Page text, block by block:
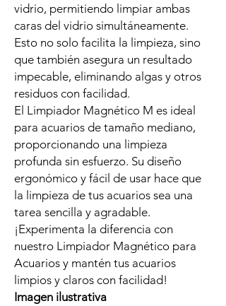
vidrio, permitiendo limpiar ambas
caras del vidrio simultáneamente.
Esto no solo facilita la limpieza, sino
que también asegura un resultado
impecable, eliminando algas y otros
residuos con facilidad.
El Limpiador Magnético M es ideal
para acuarios de tamaño mediano,
proporcionando una limpieza
profunda sin esfuerzo. Su diseño
ergonómico y fácil de usar hace que
la limpieza de tus acuarios sea una
tarea sencilla y agradable.
¡Experimenta la diferencia con
nuestro Limpiador Magnético para
Acuarios y mantén tus acuarios
limpios y claros con facilidad!
Imagen ilustrativa